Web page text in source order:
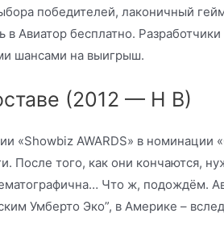
победителей, лаконичный
Авиатор бесплатно.
шансами на выигрыш.
(2012 — Н В)
«Showbiz AWARDS» в
После того, как они кончаются,
Что ж, подождём.
Умберто Эко”, в Америке –